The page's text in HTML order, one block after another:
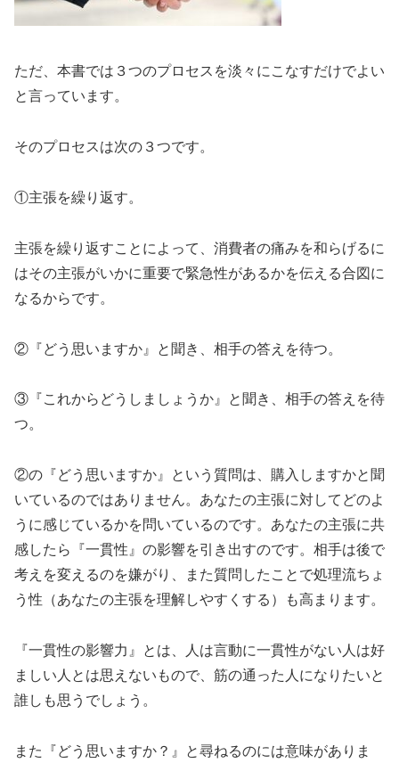
ただ、本書では３つのプロセスを淡々にこなすだけでよい
と言っています。
そのプロセスは次の３つです。
①主張を繰り返す。
主張を繰り返すことによって、消費者の痛みを和らげるに
はその主張がいかに重要で緊急性があるかを伝える合図に
なるからです。
②『どう思いますか』と聞き、相手の答えを待つ。
③『これからどうしましょうか』と聞き、相手の答えを待
つ。
②の『どう思いますか』という質問は、購入しますかと聞
いているのではありません。あなたの主張に対してどのよ
うに感じているかを問いているのです。あなたの主張に共
感したら『一貫性』の影響を引き出すのです。相手は後で
考えを変えるのを嫌がり、また質問したことで処理流ちょ
う性（あなたの主張を理解しやすくする）も高まります。
『一貫性の影響力』とは、人は言動に一貫性がない人は好
ましい人とは思えないもので、筋の通った人になりたいと
誰しも思うでしょう。
また『どう思いますか？』と尋ねるのには意味がありま